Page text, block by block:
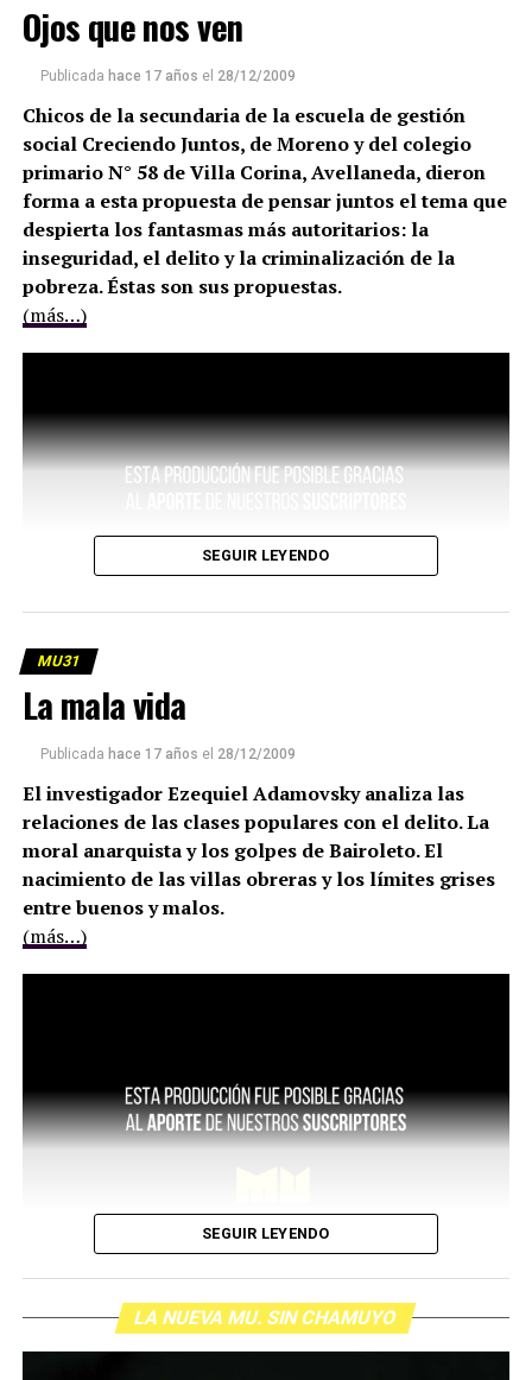
Ojos que nos ven
Publicada hace 17 años el 28/12/2009
Chicos de la secundaria de la escuela de gestión
social Creciendo Juntos, de Moreno y del colegio
primario N° 58 de Villa Corina, Avellaneda, dieron
forma a esta propuesta de pensar juntos el tema que
despierta los fantasmas más autoritarios: la
inseguridad, el delito y la criminalización de la
pobreza. Éstas son sus propuestas.
(más…)
SEGUIR LEYENDO
MU31
La mala vida
Publicada hace 17 años el 28/12/2009
El investigador Ezequiel Adamovsky analiza las
relaciones de las clases populares con el delito. La
moral anarquista y los golpes de Bairoleto. El
nacimiento de las villas obreras y los límites grises
entre buenos y malos.
(más…)
SEGUIR LEYENDO
LA NUEVA MU. SIN CHAMUYO